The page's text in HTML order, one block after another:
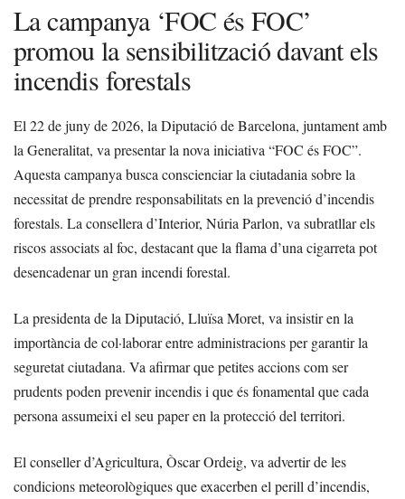
La campanya ‘FOC és FOC’
promou la sensibilització davant els
incendis forestals
El 22 de juny de 2026, la Diputació de Barcelona, juntament amb
la Generalitat, va presentar la nova iniciativa “FOC és FOC”.
Aquesta campanya busca conscienciar la ciutadania sobre la
necessitat de prendre responsabilitats en la prevenció d’incendis
forestals. La consellera d’Interior, Núria Parlon, va subratllar els
riscos associats al foc, destacant que la flama d’una cigarreta pot
desencadenar un gran incendi forestal.
La presidenta de la Diputació, Lluïsa Moret, va insistir en la
importància de col·laborar entre administracions per garantir la
seguretat ciutadana. Va afirmar que petites accions com ser
prudents poden prevenir incendis i que és fonamental que cada
persona assumeixi el seu paper en la protecció del territori.
El conseller d’Agricultura, Òscar Ordeig, va advertir de les
condicions meteorològiques que exacerben el perill d’incendis,